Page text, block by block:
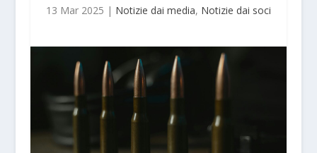
13 Mar 2025 | Notizie dai media, Notizie dai soci